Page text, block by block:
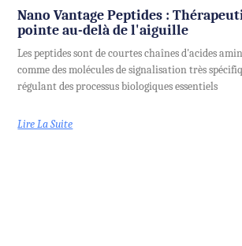
Nano Vantage Peptides :
pointe au-delà de l'aiguille
Les peptides sont de courtes chaînes d'acides
comme des molécules de signalisation très
régulant des processus biologiques essentiels
Lire La Suite